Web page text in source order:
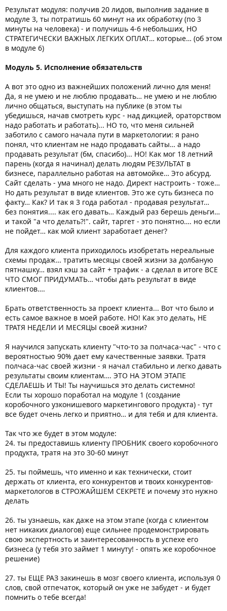
Результат модуля: получив 20 лидов, выполнив задание в
модуле 3, ты потратишь 60 минут на их обработку (по 3
минуты на человека) - и получишь 4-6 небольших, НО
СТРАТЕГИЧЕСКИ ВАЖНЫХ ЛЕГКИХ ОПЛАТ… которые… (об этом
в модуле 6)
Модуль 5. Исполнение обязательств
А вот это одно из важнейших положений лично для меня!
Да, я не умею и не люблю продавать… не умею и не люблю
лично общаться, выступать на публике (в этом ты
убедишься, начав смотреть курс - над дикцией, ораторством
надо работать и работать)... НО то, что меня сильней
заботило с самого начала пути в маркетологии: я рано
понял, что клиентам не надо продавать сайты… а надо
продавать результат (бм, спасибо)... НО! Как мог 18 летний
парень (когда я начинал) делать людям РЕЗУЛЬТАТ в
бизнесе, параллельно работая на автомойке… Это абсурд.
Сайт сделать - ума много не надо. Директ настроить - тоже…
Но дать результат в виде клиентов. Это же суть бизнеса по
факту… Как? И так я 3 года работал - продавая результат…
без понятия.... как его давать… Каждый раз берешь деньги…
и такой "а что делать?!". сайт, таргет - это понятно…. но если
не пойдет… как мой клиент заработает денег?
Для каждого клиента приходилось изобретать нереальные
схемы продаж… тратить месяцы своей жизни за долбаную
пятнашку… взял кэш за сайт + трафик - а сделал в итоге ВСЕ
ЧТО СМОГ ПРИДУМАТЬ… чтобы дать результат в виде
клиентов….
Брать ответственность за проект клиента... Вот что было и
есть самое важное в моей работе. НО! Как это делать, НЕ
ТРАТЯ НЕДЕЛИ И МЕСЯЦЫ своей жизни?
Я научился запускать клиенту "что-то за полчаса-час" - что с
вероятностью 90% дает ему качественные заявки. Тратя
полчаса-час своей жизни - я начал стабильно и легко давать
результаты своим клиентам…. ЭТО НА ЭТОМ ЭТАПЕ
СДЕЛАЕШЬ И ТЫ! Ты научишься это делать системно!
Если ты хорошо поработал на модуле 1 (создание
коробочного узконишевого маркетингового продукта) - тут
все будет очень легко и приятно… и для тебя и для клиента.
Так что же будет в этом модуле:
24. ты предоставишь клиенту ПРОБНИК своего коробочного
продукта, тратя на это 30-60 минут
25. ты поймешь, что именно и как технически, стоит
держать от клиента, его конкурентов и твоих конкурентов-
маркетологов в СТРОЖАЙШЕМ СЕКРЕТЕ и почему это нужно
делать
26. ты узнаешь, как даже на этом этапе (когда с клиентом
нет никаких диалогов) еще сильнее продемонстрировать
свою экспертность и заинтересованность в успехе его
бизнеса (у тебя это займет 1 минуту! - опять же коробочное
решение)
27. ты ЕЩЕ РАЗ закинешь в мозг своего клиента, используя 0
слов, свой отпечаток, который он уже не забудет - и будет
помнить о тебе всегда!